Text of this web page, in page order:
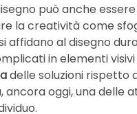
può anche
la creatività come
al disegno
in elementi
delle soluzioni rispetto
oggi, una delle